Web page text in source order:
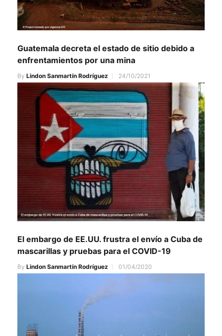
Guatemala decreta el estado de sitio debido a
enfrentamientos por una mina
By Lindon Sanmartín Rodríguez 24/10/2021
El embargo de EE.UU. frustra el envío a Cuba de
mascarillas y pruebas para el COVID-19
By Lindon Sanmartín Rodríguez 01/04/2020